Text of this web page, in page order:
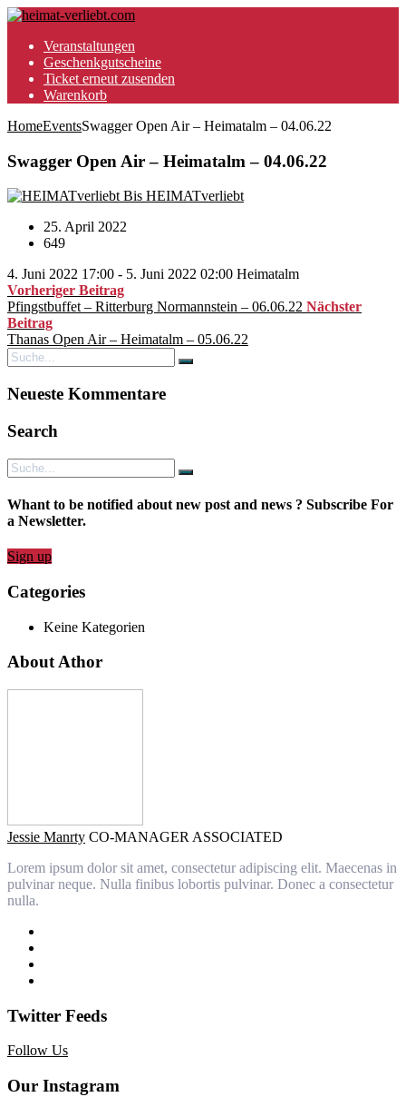
Veranstaltungen
Geschenkgutscheine
Ticket erneut zusenden
Warenkorb
HomeEventsSwagger Open Air – Heimatalm – 04.06.22
Swagger Open Air – Heimatalm – 04.06.22
Bis HEIMATverliebt
25. April 2022
649
4. Juni 2022 17:00 - 5. Juni 2022 02:00 Heimatalm
Vorheriger Beitrag
Pfingstbuffet – Ritterburg Normannstein – 06.06.22 Nächster
Beitrag
Thanas Open Air – Heimatalm – 05.06.22
Neueste Kommentare
Search
Whant to be notified about new post and news ? Subscribe For
a Newsletter.
Sign up
Categories
Keine Kategorien
About Athor
Jessie Manrty CO-MANAGER ASSOCIATED
Lorem ipsum dolor sit amet, consectetur adipiscing elit. Maecenas in
pulvinar neque. Nulla finibus lobortis pulvinar. Donec a consectetur
nulla.
Twitter Feeds
Follow Us
Our Instagram